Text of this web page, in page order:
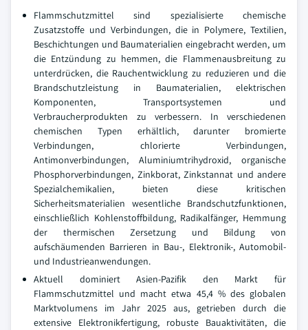
Flammschutzmittel sind spezialisierte chemische
Zusatzstoffe und Verbindungen, die in Polymere, Textilien,
Beschichtungen und Baumaterialien eingebracht werden, um
die Entzündung zu hemmen, die Flammenausbreitung zu
unterdrücken, die Rauchentwicklung zu reduzieren und die
Brandschutzleistung in Baumaterialien, elektrischen
Komponenten, Transportsystemen und
Verbraucherprodukten zu verbessern. In verschiedenen
chemischen Typen erhältlich, darunter bromierte
Verbindungen, chlorierte Verbindungen,
Antimonverbindungen, Aluminiumtrihydroxid, organische
Phosphorverbindungen, Zinkborat, Zinkstannat und andere
Spezialchemikalien, bieten diese kritischen
Sicherheitsmaterialien wesentliche Brandschutzfunktionen,
einschließlich Kohlenstoffbildung, Radikalfänger, Hemmung
der thermischen Zersetzung und Bildung von
aufschäumenden Barrieren in Bau-, Elektronik-, Automobil-
und Industrieanwendungen.
Aktuell dominiert Asien-Pazifik den Markt für
Flammschutzmittel und macht etwa 45,4 % des globalen
Marktvolumens im Jahr 2025 aus, getrieben durch die
extensive Elektronikfertigung, robuste Bauaktivitäten, die